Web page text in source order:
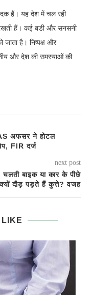
हैं। यह देश में चल रही
हैं। कई बडी और सनसनी
है। निष्पक्ष और
और देश की समस्याओं की
अफसर ने होटल
FIR दर्ज
next post
बाइक या कार के पीछे
क्यों दौड़ पड़ते हैं कुत्ते? वजह
LIKE